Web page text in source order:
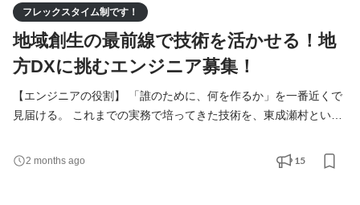
フレックスタイム制です！
地域創生の最前線で技術を活かせる！地
方DXに挑むエンジニア募集！
【エンジニアの役割】 「誰のために、何を作るか」を一番近くで
見届ける。 これまでの実務で培ってきた技術を、東成瀬村という
切にしているのは、単にシステムを構築することではなく、その
2 months ago 15